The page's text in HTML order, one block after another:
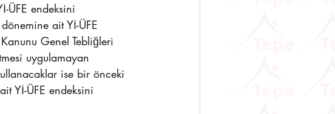
ÜFE endeksini
ait Yİ-ÜFE
Genel Tebliğleri
uygulamayan
ise bir önceki
Yİ-ÜFE endeksini